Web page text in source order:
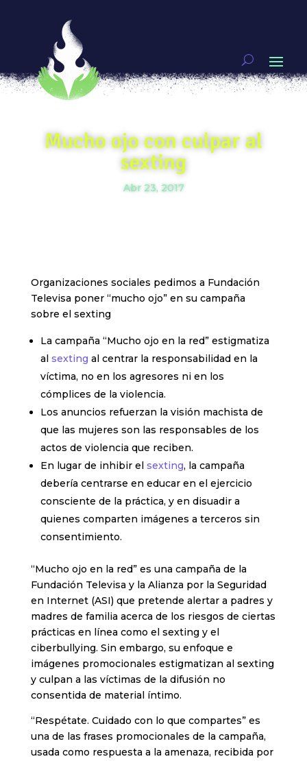
Mucho ojo con culpar al
sexting
Abr 23, 2017
Organizaciones sociales pedimos a Fundación
Televisa poner “mucho ojo” en su campaña
sobre el sexting
La campaña “Mucho ojo en la red” estigmatiza
al sexting al centrar la responsabilidad en la
víctima, no en los agresores ni en los
cómplices de la violencia.
Los anuncios refuerzan la visión machista de
que las mujeres son las responsables de los
actos de violencia que reciben.
En lugar de inhibir el sexting, la campaña
debería centrarse en educar en el ejercicio
consciente de la práctica, y en disuadir a
quienes comparten imágenes a terceros sin
consentimiento.
“Mucho ojo en la red” es una campaña de la
Fundación Televisa y la Alianza por la Seguridad
en Internet (ASI) que pretende alertar a padres y
madres de familia acerca de los riesgos de ciertas
prácticas en línea como el sexting y el
ciberbullying. Sin embargo, su enfoque e
imágenes promocionales estigmatizan al sexting
y culpan a las víctimas de la difusión no
consentida de material íntimo.
“Respétate. Cuidado con lo que compartes” es
una de las frases promocionales de la campaña,
usada como respuesta a la amenaza, recibida por